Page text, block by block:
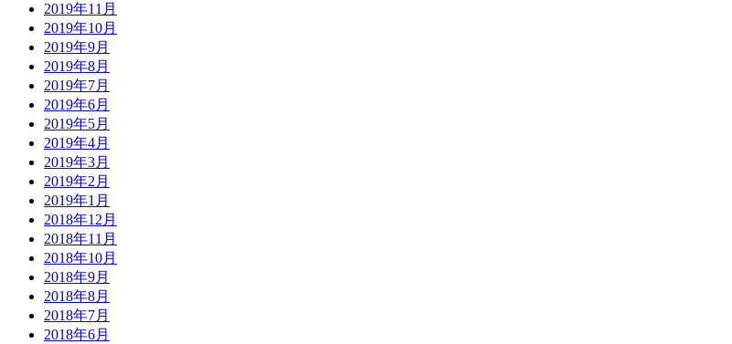
2019年11月
2019年10月
2019年9月
2019年8月
2019年7月
2019年6月
2019年5月
2019年4月
2019年3月
2019年2月
2019年1月
2018年12月
2018年11月
2018年10月
2018年9月
2018年8月
2018年7月
2018年6月